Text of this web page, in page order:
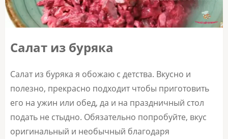
Салат из буряка
Салат из буряка я обожаю с детства. Вкусно и
полезно, прекрасно подходит чтобы приготовить
его на ужин или обед, да и на праздничный стол
подать не стыдно. Обязательно попробуйте, вкус
оригинальный и необычный благодаря